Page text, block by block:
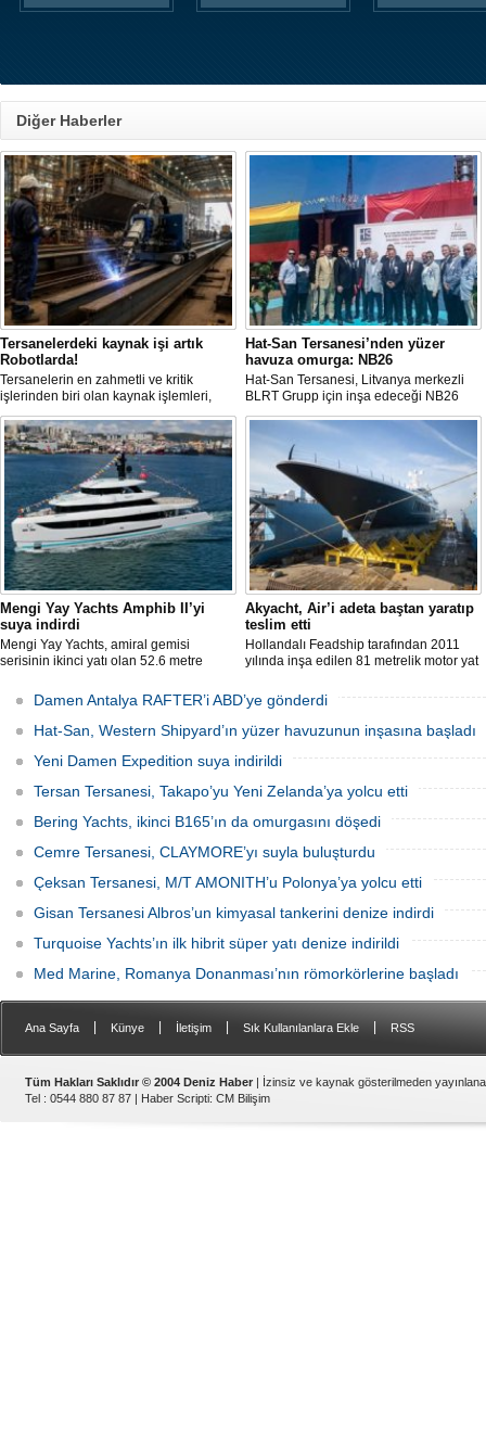
Diğer Haberler
Tersanelerdeki kaynak işi artık
Robotlarda!
Tersanelerin en zahmetli ve kritik
işlerinden biri olan kaynak işlemleri,
yeni bir teknolojiyle yeniden
şekilleniyor. Mississippi eyaletindeki
Ingalls Shipbuilding tersanesinde ilk
kez denenecek olan bu akıllı mekanize
kaynak sistemi, büyük ölçüde el
yordamıyla yapılan üretim süreçlerine
entegre edilecek.
Hat-San Tersanesi’nden yüzer
havuza omurga: NB26
Hat-San Tersanesi, Litvanya merkezli
BLRT Grupp için inşa edeceği NB26
inşa numaralı yüzer havuzun omurga
yerleştirme törenini Yalova’daki
tersanesinde gerçekleştirdi.
Mengi Yay Yachts Amphib II’yi
suya indirdi
Mengi Yay Yachts, amiral gemisi
serisinin ikinci yatı olan 52.6 metre
İstanbul’daki Tuzla tersanelerinde
başarıyla denize indirildi.
Akyacht, Air’i adeta baştan yaratıp
teslim etti
Hollandalı Feadship tarafından 2011
yılında inşa edilen 81 metrelik motor yat
tersanesindeki büyük refit (yenileme)
sürecini başarıyla sonlandırdı.
Damen Antalya RAFTER’i ABD’ye gönderdi
Hat-San, Western Shipyard’ın yüzer havuzunun inşasına başladı
Yeni Damen Expedition suya indirildi
Tersan Tersanesi, Takapo’yu Yeni Zelanda’ya yolcu etti
Bering Yachts, ikinci B165’ın da omurgasını döşedi
Cemre Tersanesi, CLAYMORE’yı suyla buluşturdu
Çeksan Tersanesi, M/T AMONITH’u Polonya’ya yolcu etti
Gisan Tersanesi Albros’un kimyasal tankerini denize indirdi
Turquoise Yachts’ın ilk hibrit süper yatı denize indirildi
Med Marine, Romanya Donanması’nın römorkörlerine başladı
Ana Sayfa Künye İletişim Sık Kullanılanlara Ekle RSS
Tüm Hakları Saklıdır © 2004 Deniz Haber | İzinsiz ve kaynak gösterilmeden
Tel : 0544 880 87 87 | Haber Scripti: CM Bilişim